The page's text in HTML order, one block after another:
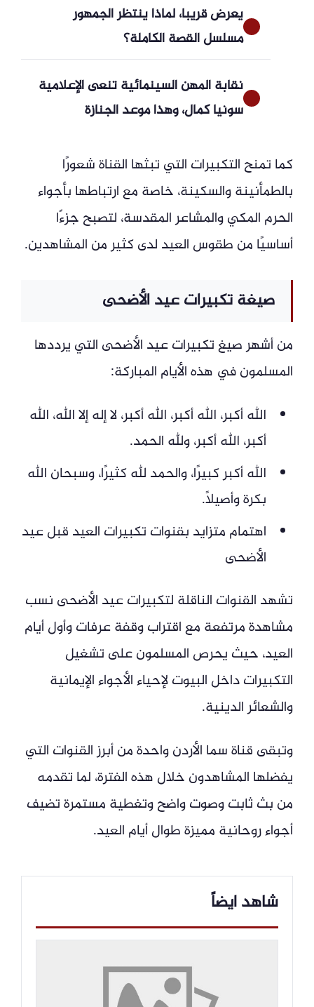
يعرض قريبا، لماذا ينتظر الجمهور
مسلسل القصة الكاملة؟
نقابة المهن السينمائية تنعى الإعلامية
سونيا كمال، وهذا موعد الجنازة
كما تمنح التكبيرات التي تبثها القناة شعورًا
بالطمأنينة والسكينة، خاصة مع ارتباطها بأجواء
الحرم المكي والمشاعر المقدسة، لتصبح جزءًا
أساسيًا من طقوس العيد لدى كثير من المشاهدين.
صيغة تكبيرات عيد الأضحى
من أشهر صيغ تكبيرات عيد الأضحى التي يرددها
المسلمون في هذه الأيام المباركة:
الله أكبر، الله أكبر، الله أكبر، لا إله إلا الله، الله
أكبر، الله أكبر، ولله الحمد.
الله أكبر كبيرًا، والحمد لله كثيرًا، وسبحان الله
بكرة وأصيلًا.
اهتمام متزايد بقنوات تكبيرات العيد قبل عيد
الأضحى
تشهد القنوات الناقلة لتكبيرات عيد الأضحى نسب
مشاهدة مرتفعة مع اقتراب وقفة عرفات وأول أيام
العيد، حيث يحرص المسلمون على تشغيل
التكبيرات داخل البيوت لإحياء الأجواء الإيمانية
والشعائر الدينية.
وتبقى قناة سما الأردن واحدة من أبرز القنوات التي
يفضلها المشاهدون خلال هذه الفترة، لما تقدمه
من بث ثابت وصوت واضح وتغطية مستمرة تضيف
أجواء روحانية مميزة طوال أيام العيد.
شاهد ايضاً